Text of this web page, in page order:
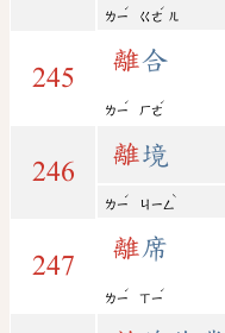
ㄌㄧ
ˊ
ㄍㄜ
ˊ
ㄦ
245
離合
ㄌㄧ
ˊ
ㄏㄜ
ˊ
246
離境
ㄌㄧ
ˊ
ㄐㄧㄥ
ˋ
247
離席
ㄌㄧ
ˊ
ㄒㄧ
ˊ